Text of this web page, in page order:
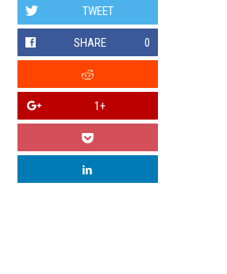
TWEET
SHARE 0
+1